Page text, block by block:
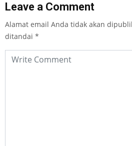
Leave a Comment
Alamat email Anda tidak akan
ditandai *